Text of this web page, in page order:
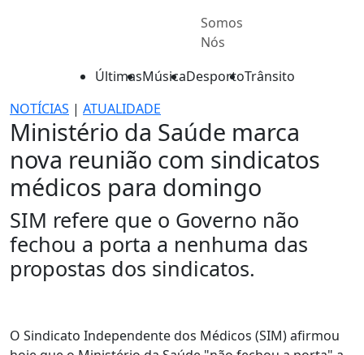
Somos
Nós
ÚltimasMúsicaDesportoTrânsito
NOTÍCIAS | ATUALIDADE
Ministério da Saúde marca
nova reunião com sindicatos
médicos para domingo
SIM refere que o Governo não
fechou a porta a nenhuma das
propostas dos sindicatos.
O Sindicato Independente dos Médicos (SIM) afirmou